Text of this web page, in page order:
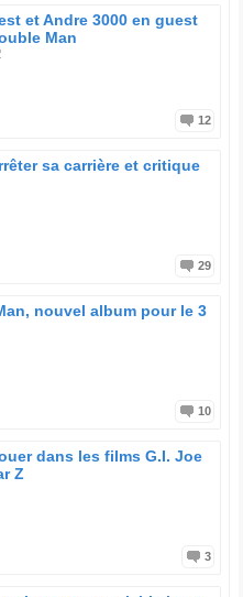
et Andre 3000 en guest
Man
12
sa carrière et critique
29
nouvel album pour le 3
10
dans les films G.I. Joe
Z
3